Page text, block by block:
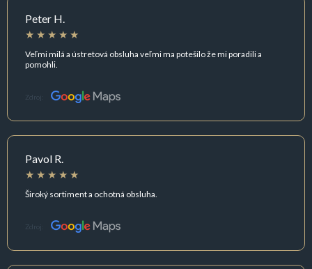
Peter H.
Veľmi milá a ústretová obsluha veľmi ma potešilo že mi poradili a
pomohli.
Zdroj:
Pavol R.
Široký sortiment a ochotná obsluha.
Zdroj: